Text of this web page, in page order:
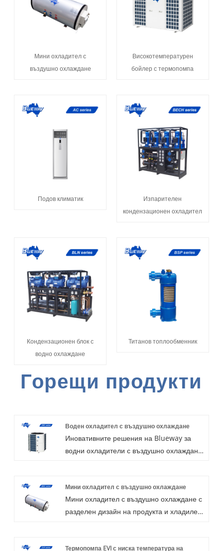
Мини охладител с
въздушно охлаждане
Високотемпературен
бойлер с термопомпа
Подов климатик
Изпарителен
кондензационен охладител
Кондензационен блок с
водно охлаждане
Титанов топлообменник
Горещи продукти
Воден охладител с въздушно охлаждане
Иновативните решения на Blueway за
водни охладители с въздушно охлаждане
надеждно охлаждане за всички видове
жилищни и търговски приложения.
Специално за тропическия дизайн за
Мини охладител с въздушно охлаждане
Мини охладител с въздушно охлаждане с
разделен дизайн на продукта и хладилен
охладител е идеалното решение за душ и
Термопомпа EVI с ниска температура на